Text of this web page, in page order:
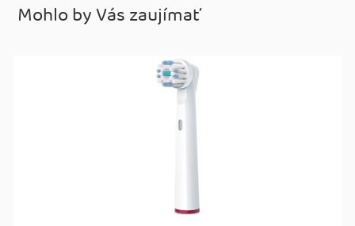
Mohlo by Vás zaujímať